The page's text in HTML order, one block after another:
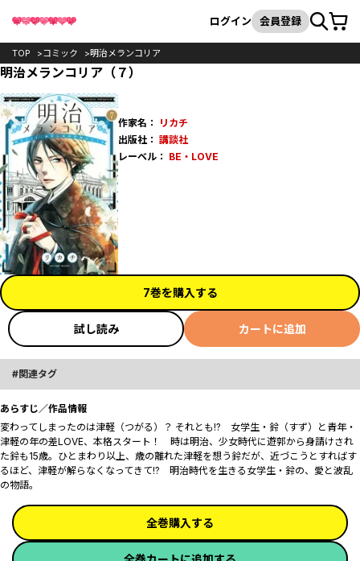
検索
ログイン 会員登録カート
TOP コミック 明治メランコリア
明治メランコリア（７）
作家名：
リカチ
出版社： 講談社
レーベル： BE・LOVE
7巻を購入する
試し読み カートに追加
関連タグ
あらすじ／作品情報
変わってしまったのは津軽（つがる）？ それとも――!? 女学生・鈴（すず）と青年・
津軽の年の差LOVE、本格スタート！ 時は明治、少女時代に遊郭から身請けされ
た鈴も15歳。ひとまわり以上、歳の離れた津軽を想う鈴だが、近づこうとすればす
るほど、津軽が解らなくなってきて――!? 明治時代を生きる女学生・鈴の、愛と波乱
の物語。
全巻購入する